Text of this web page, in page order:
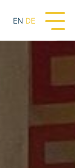
EN DE